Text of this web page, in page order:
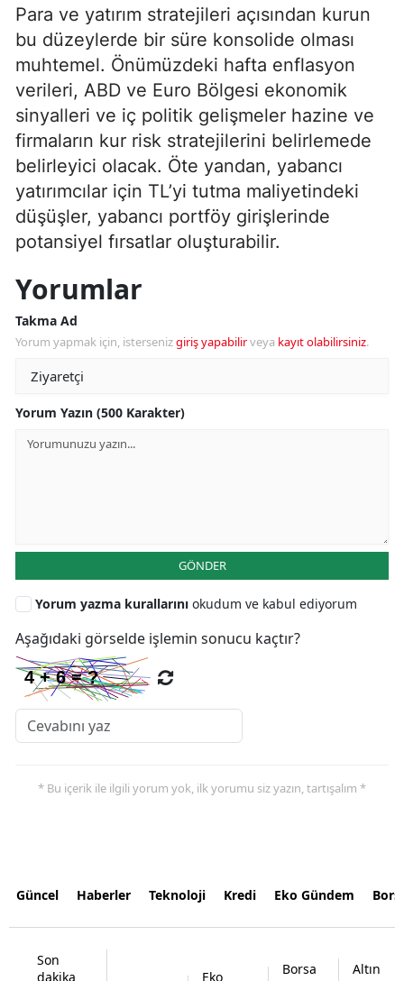
Para ve yatırım stratejileri açısından kurun
bu düzeylerde bir süre konsolide olması
muhtemel. Önümüzdeki hafta enflasyon
verileri, ABD ve Euro Bölgesi ekonomik
sinyalleri ve iç politik gelişmeler hazine ve
firmaların kur risk stratejilerini belirlemede
belirleyici olacak. Öte yandan, yabancı
yatırımcılar için TL’yi tutma maliyetindeki
düşüşler, yabancı portföy girişlerinde
potansiyel fırsatlar oluşturabilir.
Yorumlar
Takma Ad
Yorum yapmak için, istersenizgiriş yapabilirveya kayıt olabilirsiniz.
Yorum Yazın (500 Karakter)
GÖNDER
Yorum yazma kurallarını okudum ve kabul ediyorum
Aşağıdaki görselde işlemin sonucu kaçtır?
* Bu içerik ile ilgili yorum yok, ilk yorumu siz yazın, tartışalım *
Güncel Haberler Teknoloji Kredi Eko Gündem
Son
dakika
Eko
Borsa
Altın